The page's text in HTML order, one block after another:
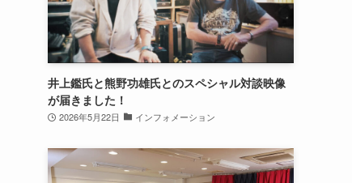
井上鑑氏と熊野功雄氏とのスペシャル対談映像
が届きました！
2026年5月22日 インフォメーション